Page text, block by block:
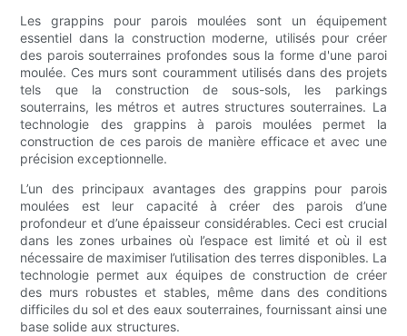
Les grappins pour parois moulées sont un équipement
essentiel dans la construction moderne, utilisés pour créer
des parois souterraines profondes sous la forme d'une paroi
moulée. Ces murs sont couramment utilisés dans des projets
tels que la construction de sous-sols, les parkings
souterrains, les métros et autres structures souterraines. La
technologie des grappins à parois moulées permet la
construction de ces parois de manière efficace et avec une
précision exceptionnelle.
L’un des principaux avantages des grappins pour parois
moulées est leur capacité à créer des parois d’une
profondeur et d’une épaisseur considérables. Ceci est crucial
dans les zones urbaines où l’espace est limité et où il est
nécessaire de maximiser l’utilisation des terres disponibles. La
technologie permet aux équipes de construction de créer
des murs robustes et stables, même dans des conditions
difficiles du sol et des eaux souterraines, fournissant ainsi une
base solide aux structures.